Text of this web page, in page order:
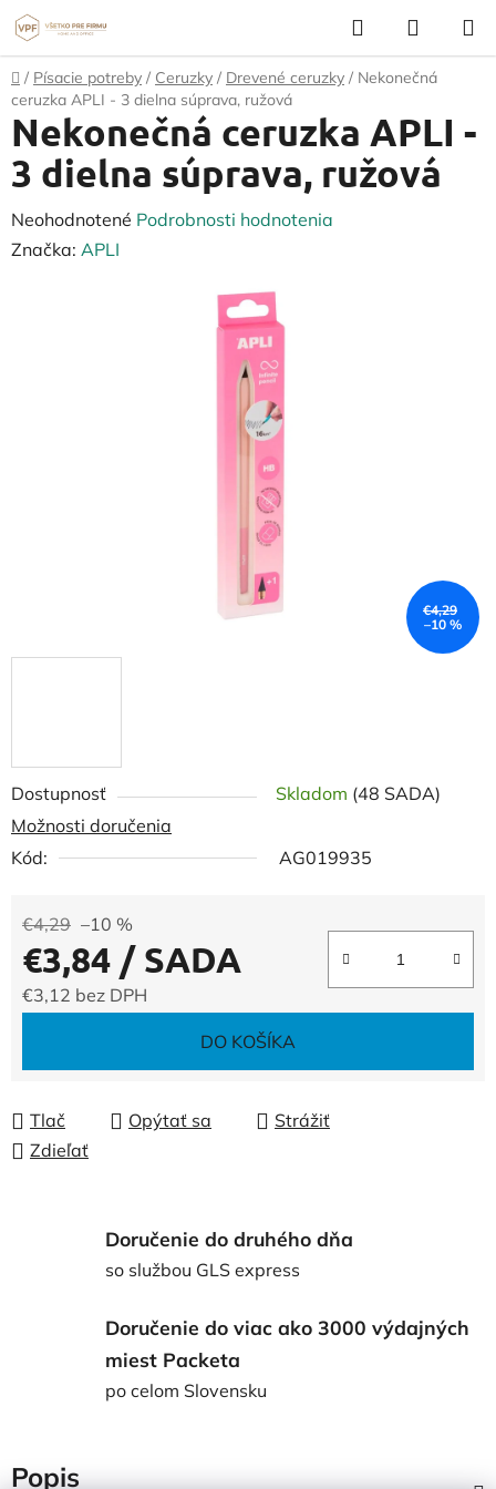
Prejsť
na
obsah
Hľadať
KOŠÍK
Domov
/ Písacie potreby / Ceruzky / Drevené ceruzky / Nekonečná
ceruzka APLI - 3 dielna súprava, ružová
Dostupnosť Skladom (48 SADA)
Možnosti doručenia
Kód:
AG019935
€4,29 –10 %
€3,84 / SADA
€3,12 bez DPH
DO KOŠÍKA
Tlač Opýtať sa
Strážiť
Zdieľať
Nekonečná ceruzka APLI -
3 dielna súprava, ružová
Priemerné
hodnotenie
Neohodnotené Podrobnosti hodnotenia
Značka: APLI
€4,29
–10 %
Doručenie do druhého dňa
so službou GLS express
Doručenie do viac ako 3000 výdajných
miest Packeta
po celom Slovensku
Popis